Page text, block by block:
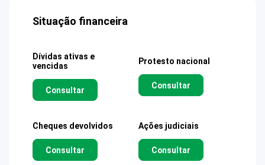
Situação financeira
Dívidas ativas e
vencidas
Consultar
Protesto nacional
Consultar
Cheques devolvidos
Consultar
Ações judiciais
Consultar